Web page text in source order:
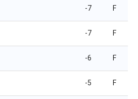
-7 F
-7 F
-6 F
-5 F